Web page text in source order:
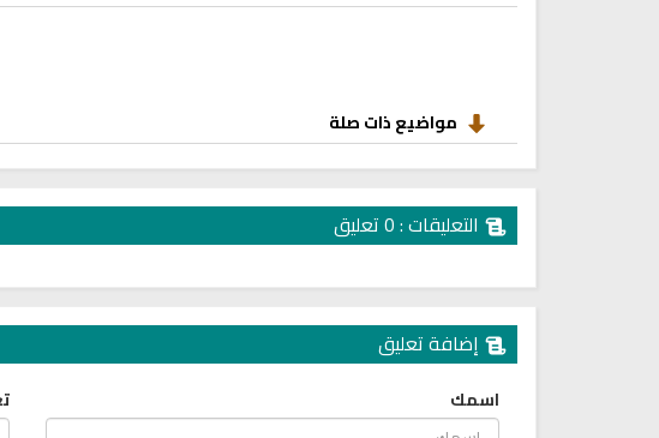
مواضيع ذات صلة
التعليقات : 0 تعليق
إضافة تعليق
اسمك